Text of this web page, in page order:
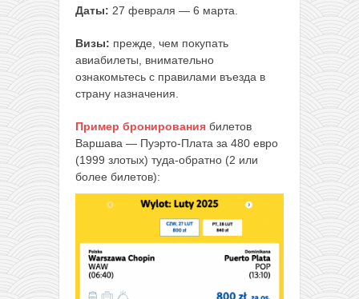
Даты: 27 февраля — 6 марта.
Визы: прежде, чем покупать
авиабилеты, внимательно
ознакомьтесь с правилами въезда в
страну назначения.
Пример бронирования билетов
Варшава — Пуэрто-Плата за 480 евро
(1999 злотых) туда-обратно (2 или
более билетов):